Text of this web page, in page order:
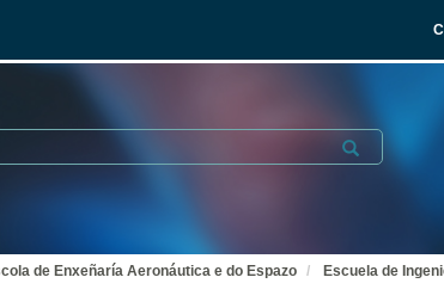
Submit
de Enxeñaría Aeronáutica e do Espazo Escuela de